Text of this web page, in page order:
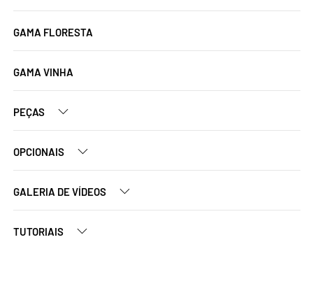
GAMA FLORESTA
GAMA VINHA
PEÇAS
OPCIONAIS
GALERIA DE VÍDEOS
TUTORIAIS